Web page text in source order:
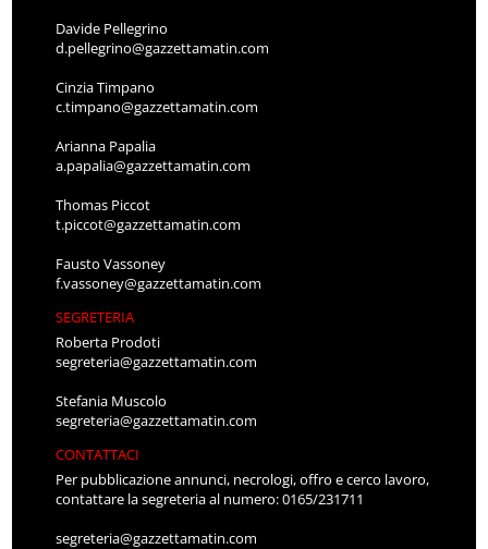
Davide Pellegrino
d.pellegrino@gazzettamatin.com
Cinzia Timpano
c.timpano@gazzettamatin.com
Arianna Papalia
a.papalia@gazzettamatin.com
Thomas Piccot
t.piccot@gazzettamatin.com
Fausto Vassoney
f.vassoney@gazzettamatin.com
SEGRETERIA
Roberta Prodoti
segreteria@gazzettamatin.com
Stefania Muscolo
segreteria@gazzettamatin.com
CONTATTACI
Per pubblicazione annunci, necrologi, offro e cerco lavoro,
contattare la segreteria al numero: 0165/231711
segreteria@gazzettamatin.com